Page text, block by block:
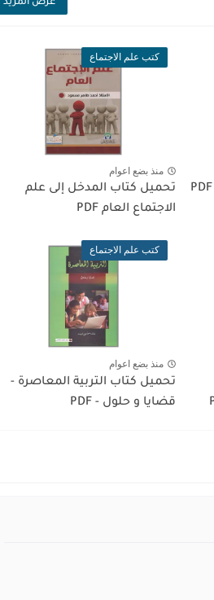
عرض المزيد
كتب علم الاجتماع
منذ بضع اعوام
تحميل كتاب المدخل إلى علم
الاجتماع العام PDF
كتب علم الاجتماع
منذ بضع اعوام
تحميل كتاب التربية المعاصرة -
قضايا و حلول - PDF